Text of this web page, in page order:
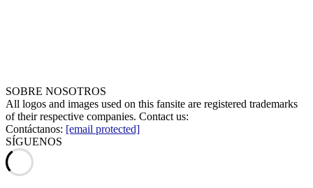
SOBRE NOSOTROS
All logos and images used on this fansite are registered trademarks
of their respective companies. Contact us:
Contáctanos: [email protected]
SÍGUENOS